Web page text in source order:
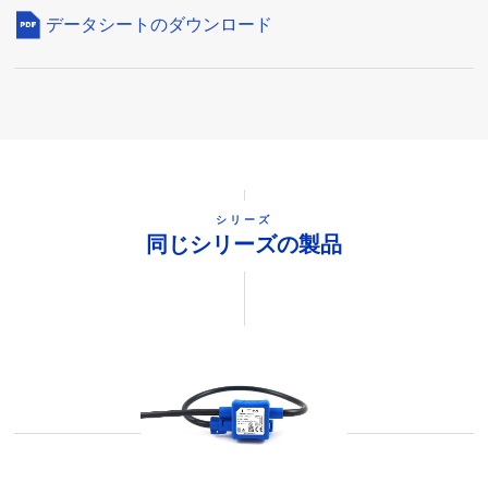
データシートのダウンロード
シリーズ
同じシリーズの製品